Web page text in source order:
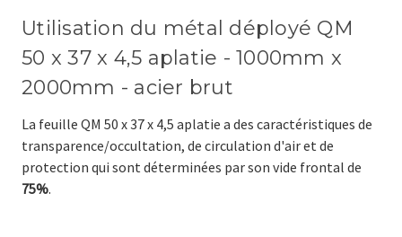
Utilisation du métal déployé QM
50 x 37 x 4,5 aplatie - 1000mm x
2000mm - acier brut
La feuille QM 50 x 37 x 4,5 aplatie a des caractéristiques de
transparence/occultation, de circulation d'air et de
protection qui sont déterminées par son vide frontal de
75%.